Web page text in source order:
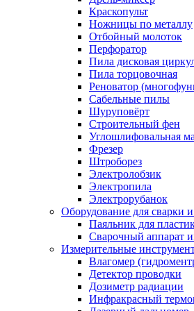
Краскопульт
Ножницы по металлу
Отбойный молоток
Перфоратор
Пила дисковая
Пила торцовочная
Реноватор
Сабельные пилы
Шуруповёрт
Строительный фен
Углошлифовальная
Фрезер
Штроборез
Электролобзик
Электропила
Электрорубанок
Оборудование для сварки
Паяльник для
Сварочный аппарат
Измерительные
Влагомер
Детектор проводки
Дозиметр радиации
Инфракрасный